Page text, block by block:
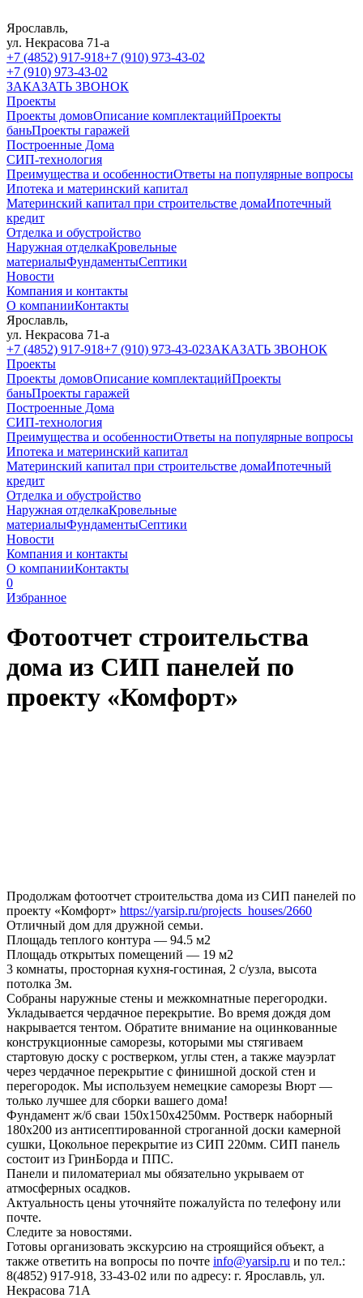
Ярославль,
ул. Некрасова 71-а
+7 (4852) 917-918+7 (910) 973-43-02
+7 (910) 973-43-02
ЗАКАЗАТЬ ЗВОНОК
Проекты
Проекты домовОписание комплектацийПроекты
баньПроекты гаражей
Построенные Дома
СИП-технология
Преимущества и особенностиОтветы на популярные вопросы
Ипотека и материнский капитал
Материнский капитал при строительстве домаИпотечный
кредит
Отделка и обустройство
Наружная отделкаКровельные
материалыФундаментыСептики
Новости
Компания и контакты
О компанииКонтакты
Ярославль,
ул. Некрасова 71-а
+7 (4852) 917-918+7 (910) 973-43-02ЗАКАЗАТЬ ЗВОНОК
Проекты
Проекты домовОписание комплектацийПроекты
баньПроекты гаражей
Построенные Дома
СИП-технология
Преимущества и особенностиОтветы на популярные вопросы
Ипотека и материнский капитал
Материнский капитал при строительстве домаИпотечный
кредит
Отделка и обустройство
Наружная отделкаКровельные
материалыФундаментыСептики
Новости
Компания и контакты
О компанииКонтакты
0
Избранное
Фотоотчет строительства
дома из СИП панелей по
проекту «Комфорт»
Продолжам фотоотчет строительства дома из СИП панелей по
проекту «Комфорт» https://yarsip.ru/projects_houses/2660
Отличный дом для дружной семьи.
Площадь теплого контура — 94.5 м2
Площадь открытых помещений — 19 м2
3 комнаты, просторная кухня-гостиная, 2 с/узла, высота
потолка 3м.
Собраны наружные стены и межкомнатные перегородки.
Укладывается чердачное перекрытие. Во время дождя дом
накрывается тентом. Обратите внимание на оцинкованные
конструкционные саморезы, которыми мы стягиваем
стартовую доску с ростверком, углы стен, а также мауэрлат
через чердачное перекрытие с финишной доской стен и
перегородок. Мы используем немецкие саморезы Вюрт —
только лучшее для сборки вашего дома!
Фундамент ж/б сваи 150х150х4250мм. Ростверк наборный
180х200 из антисептированной строганной доски камерной
сушки, Цокольное перекрытие из СИП 220мм. СИП панель
состоит из ГринБорда и ППС.
Панели и пиломатериал мы обязательно укрываем от
атмосферных осадков.
Актуальность цены уточняйте пожалуйста по телефону или
почте.
Следите за новостями.
Готовы организовать экскурсию на строящийся объект, а
также ответить на вопросы по почте info@yarsip.ru и по тел.:
8(4852) 917-918, 33-43-02 или по адресу: г. Ярославль, ул.
Некрасова 71А